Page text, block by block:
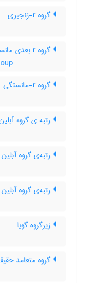
گروه r-زنجیری
گروه r بعدی مانستگی
گروه r-مانستگی
رتبه ی گروه
رتبه‌ی گروه آبلین
رتبه‌ی گروه آبلین
زیرگروه گویا
گروه متعامد